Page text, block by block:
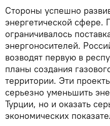
Стороны успешно
энергетической сфере.
ограничивалось
энергоносителей.
возводят первую в
планы создания
территории. Эти
серьезно уменьшить
Турции, но и оказать
экономических